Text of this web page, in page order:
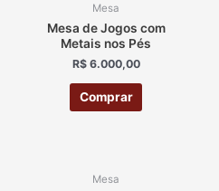
Mesa
Mesa de Jogos com
Metais nos Pés
R$6.000,00
Comprar
Mesa